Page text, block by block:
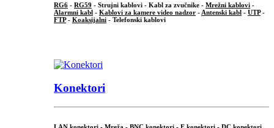
RG6 - RG59 - Strujni kablovi - Kabl za zvučnike - Mrežni kablovi -
Alarmni kabl - Kablovi za kamere video nadzor - Antenski kabl - UTP-
FTP- Koaksijalni - Telefonski kablovi
Konektori